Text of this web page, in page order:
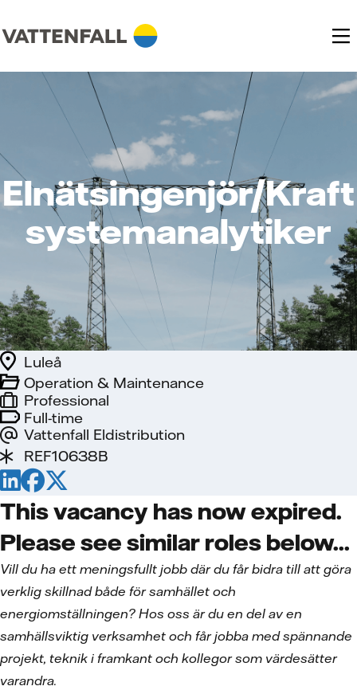
Elnätsingenjör/Kraft
systemanalytiker
Full-time
Vattenfall Eldistribution
Luleå
Professional
Operation & Maintenance
REF10638B
This vacancy has now expired.
Please see similar roles below...
Vill du ha ett meningsfullt jobb där du får bidra till att göra
verklig skillnad både för samhället och
energiomställningen? Hos oss är du en del av en
samhällsviktig verksamhet och får jobba med spännande
projekt, teknik i framkant och kollegor som värdesätter
varandra.